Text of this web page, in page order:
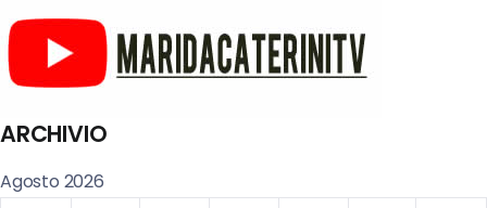
ARCHIVIO
Agosto 2026